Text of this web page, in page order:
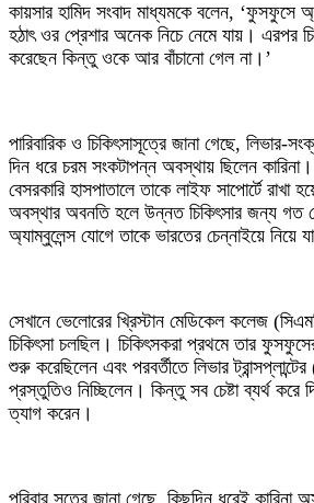
কায়সার হামিদ সংবাদ মাধ্যমকে বলেন, ‘ফুসফুসে
হঠাৎ ওর প্রেশার অনেক নিচে নেমে যায়। এরপর
করেছেন কিন্তু ওকে আর বাঁচানো গেল না।’
পারিবারিক ও চিকিৎসাসূত্রে জানা গেছে, লিভার-
দিন ধরে চরম সংকটাপন্ন অবস্থায় ছিলেন
বেসরকারি হাসপাতালে তাকে লাইফ সাপোর্টে রাখা
অবস্থার অবনতি হলে উন্নত চিকিৎসার জন্য গত
অ্যাম্বুলেন্স যোগে তাকে ভারতের চেন্নাইয়ে নিয়ে
সেখানে ভেলোরের খ্রিস্টান মেডিকেল কলেজ
চিকিৎসা চলছিল। চিকিৎসকরা প্রথমে তার
শুরু করেছিলেন এবং পরবর্তীতে লিভার
প্রস্তুতিও নিচ্ছিলেন। কিন্তু সব চেষ্টা ব্যর্থ করে
ত্যাগ করেন।
পরিবার সূত্রে জানা গেছে, কিছুদিন ধরেই